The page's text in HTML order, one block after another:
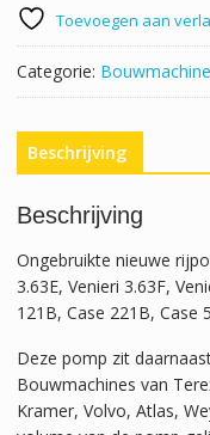
Toevoegen aan
Categorie:
Beschrijving
Beschrijving
Ongebruikte nieuwe
3.63E, Venieri 3.63F,
121B, Case 221B, Case
Deze pomp zit
Bouwmachines van
Kramer, Volvo, Atlas,